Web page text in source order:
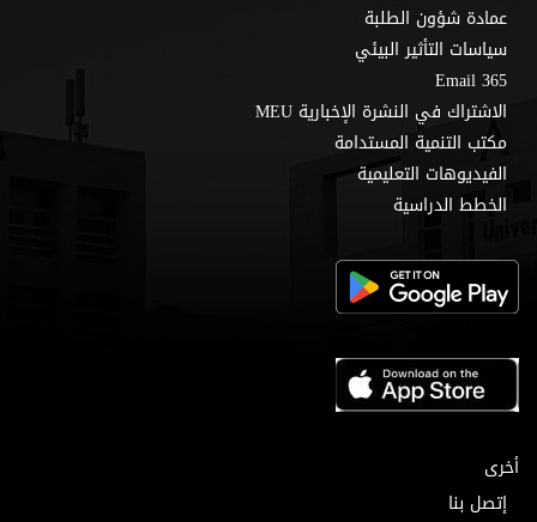
عمادة شؤون الطلبة
سياسات التأثير البيئي
Email 365
الاشتراك في النشرة الإخبارية MEU
مكتب التنمية المستدامة
الفيديوهات التعليمية
الخطط الدراسية
أخرى
إتصل بنا